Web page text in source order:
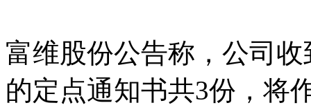
富维股份公告称，公司
的定点通知书共3份，将